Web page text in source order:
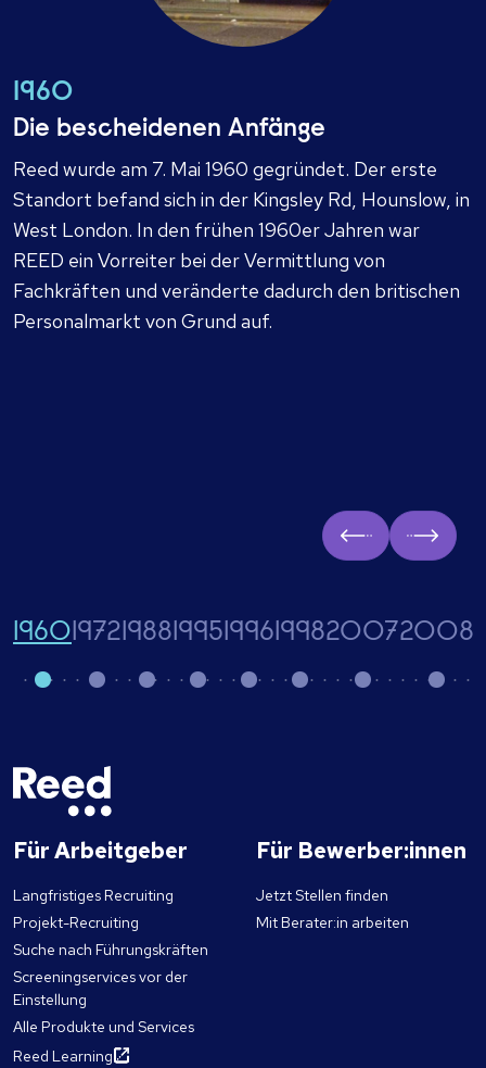
1960
Die bescheidenen Anfänge
Reed wurde am 7. Mai 1960 gegründet. Der erste
Standort befand sich in der Kingsley Rd, Hounslow, in
West London. In den frühen 1960er Jahren war
REED ein Vorreiter bei der Vermittlung von
Fachkräften und veränderte dadurch den britischen
Personalmarkt von Grund auf.
Prev Next
19601972198819951996199820072008
Für Arbeitgeber
Langfristiges Recruiting
Projekt-Recruiting
Suche nach Führungskräften
Screeningservices vor der
Einstellung
Alle Produkte und Services
Reed Learning
Für Bewerber:innen
Jetzt Stellen finden
Mit Berater:in arbeiten